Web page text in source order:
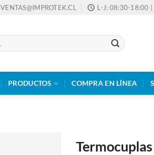
VENTAS@IMPROTEK.CL L-J: 08:30-18:00
PRODUCTOS COMPRA EN LÍNEA
Termocuplas